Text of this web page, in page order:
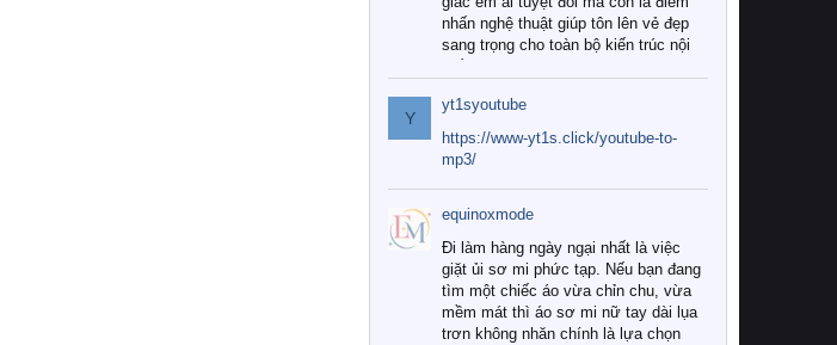
nhấn nghệ thuật giúp tôn lên vẻ đẹp
sang trọng cho toàn bộ kiến trúc nội
Tuy nhiên, giữa thị trường đa dạng
với vô vàn thương hiệu và mẫu mã
như hiện nay, làm thế nào để chọn
được những bộ chăn ga gối đệm cao
cấp thực sự chất lượng, phù hợp với
khí hậu và nhu cầu sử dụng của gia
đình? Hãy cùng chúng tôi đi tìm lời
giải đáp chi tiết qua bài viết dưới đây.
1. Tại sao các gia đình hiện đại lại ưa
chuộng chăn ga gối đệm cao cấp?
Y
yt1syoutube
https://www-yt1s.click/youtube-to-
mp3/
equinoxmode
Đi làm hàng ngày ngại nhất là việc
giặt ủi sơ mi phức tạp. Nếu bạn đang
tìm một chiếc áo vừa chỉn chu, vừa
mềm mát thì áo sơ mi nữ tay dài lụa
trơn không nhăn chính là lựa chọn